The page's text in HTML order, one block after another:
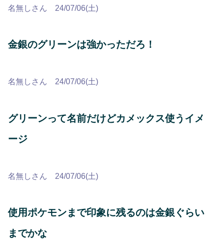
名無しさん 24/07/06(土)
金銀のグリーンは強かっただろ！
名無しさん 24/07/06(土)
グリーンって名前だけどカメックス使うイメ
ージ
名無しさん 24/07/06(土)
使用ポケモンまで印象に残るのは金銀ぐらい
までかな